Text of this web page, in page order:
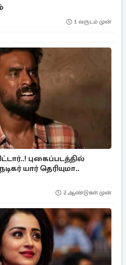
1 வருடம் முன்
புகைப்படத்தில்
யார் தெரியுமா..
2 ஆண்டுகள் முன்